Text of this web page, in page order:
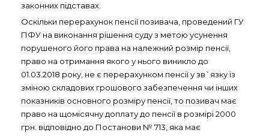
законних підставах.
Оскільки перерахунок пенсії позивача, проведений ГУ
ПФУ на виконання рішення суду з метою усунення
порушеного його права на належний розмір пенсії,
право на отримання якого у нього виникло до
01.03.2018 року, не є перерахунком пенсії у зв`язку із
зміною складових грошового забезпечення чи інших
показників основного розміру пенсії, то позивач має
право на щомісячну доплату до пенсії в розмірі 2000
грн. відповідно до Постанови № 713, яка має